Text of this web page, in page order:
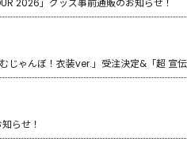
2026」グッズ事前通販のお知らせ！
じゃんぼ！衣装ver.」受注決定&「超 宣
らせ！